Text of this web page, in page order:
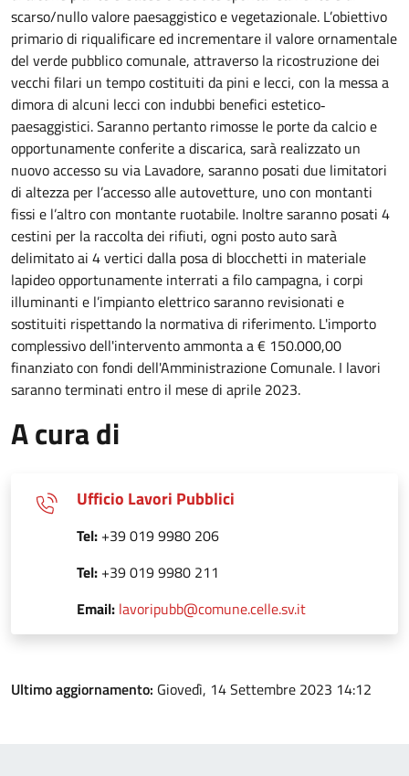
scarso/nullo valore paesaggistico e vegetazionale. L’obiettivo
primario di riqualificare ed incrementare il valore ornamentale
del verde pubblico comunale, attraverso la ricostruzione dei
vecchi filari un tempo costituiti da pini e lecci, con la messa a
dimora di alcuni lecci con indubbi benefici estetico‐
paesaggistici. Saranno pertanto rimosse le porte da calcio e
opportunamente conferite a discarica, sarà realizzato un
nuovo accesso su via Lavadore, saranno posati due limitatori
di altezza per l’accesso alle autovetture, uno con montanti
fissi e l’altro con montante ruotabile. Inoltre saranno posati 4
cestini per la raccolta dei rifiuti, ogni posto auto sarà
delimitato ai 4 vertici dalla posa di blocchetti in materiale
lapideo opportunamente interrati a filo campagna, i corpi
illuminanti e l’impianto elettrico saranno revisionati e
sostituiti rispettando la normativa di riferimento. L'importo
complessivo dell'intervento ammonta a € 150.000,00
finanziato con fondi dell'Amministrazione Comunale. I lavori
saranno terminati entro il mese di aprile 2023.
A cura di
Ufficio Lavori Pubblici
Tel: +39 019 9980 206
Tel: +39 019 9980 211
Email: lavoripubb@comune.celle.sv.it
Ultimo aggiornamento: Giovedì, 14 Settembre 2023 14:12